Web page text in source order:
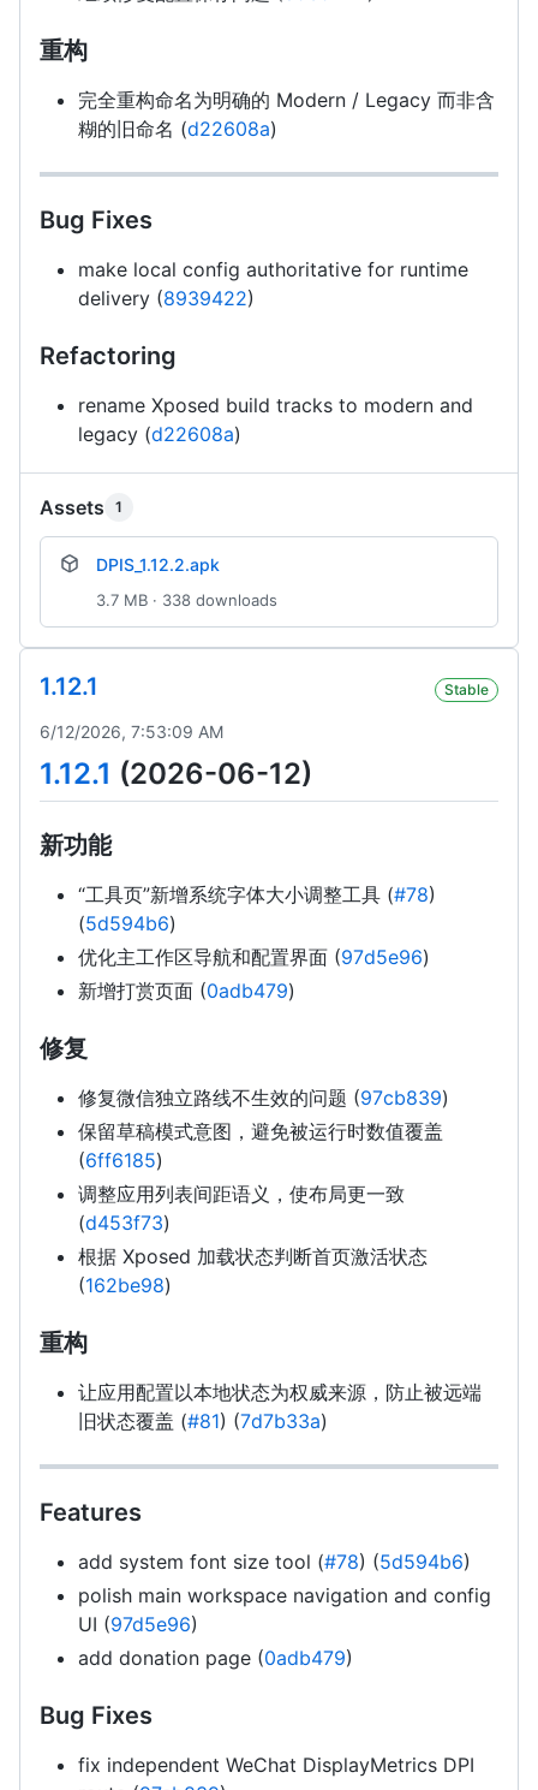
重构
完全重构命名为明确的 Modern / Legacy 而非含
糊的旧命名 (d22608a)
Bug Fixes
make local config authoritative for runtime
delivery (8939422)
Refactoring
rename Xposed build tracks to modern and
legacy (d22608a)
Assets 1
DPIS_1.12.2.apk
3.7 MB · 338 downloads
1.12.1 Stable
6/12/2026, 7:53:09 AM
1.12.1 (2026-06-12)
新功能
“工具页”新增系统字体大小调整工具 (#78)
(5d594b6)
优化主工作区导航和配置界面 (97d5e96)
新增打赏页面 (0adb479)
修复
修复微信独立路线不生效的问题 (97cb839)
保留草稿模式意图，避免被运行时数值覆盖
(6ff6185)
调整应用列表间距语义，使布局更一致
(d453f73)
根据 Xposed 加载状态判断首页激活状态
(162be98)
重构
让应用配置以本地状态为权威来源，防止被远端
旧状态覆盖 (#81) (7d7b33a)
Features
add system font size tool (#78) (5d594b6)
polish main workspace navigation and config
UI (97d5e96)
add donation page (0adb479)
Bug Fixes
fix independent WeChat DisplayMetrics DPI